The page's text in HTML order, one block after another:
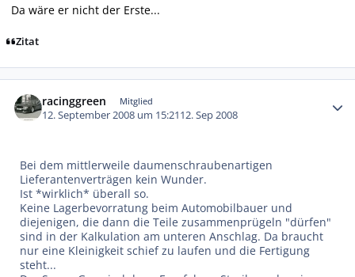
Da wäre er nicht der Erste...
Zitat
racinggreen Mitglied
12. September 2008 um 15:2112. Sep 2008
Bei dem mittlerweile daumenschraubenartigen
Lieferantenverträgen kein Wunder.
Ist *wirklich* überall so.
Keine Lagerbevorratung beim Automobilbauer und
diejenigen, die dann die Teile zusammenprügeln "dürfen"
sind in der Kalkulation am unteren Anschlag. Da braucht
nur eine Kleinigkeit schief zu laufen und die Fertigung
steht...